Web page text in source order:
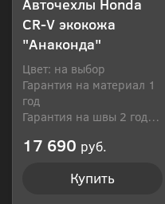
Авточехлы Honda
CR-V экокожа
"Анаконда"
Цвет: на выбор
Гарантия на материал 1
год
Гарантия на швы 2 года
17 690 руб.
Купить